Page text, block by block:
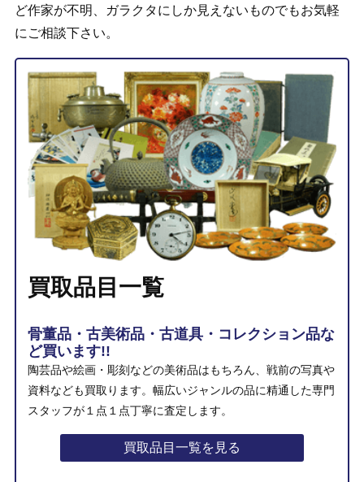
ど作家が不明、ガラクタにしか見えないものでもお気軽
にご相談下さい。
買取品目一覧
骨董品・古美術品・古道具・コレクション品な
ど買います!!
陶芸品や絵画・彫刻などの美術品はもちろん、戦前の写真や
資料なども買取ります。幅広いジャンルの品に精通した専門
スタッフが１点１点丁寧に査定します。
買取品目一覧を見る